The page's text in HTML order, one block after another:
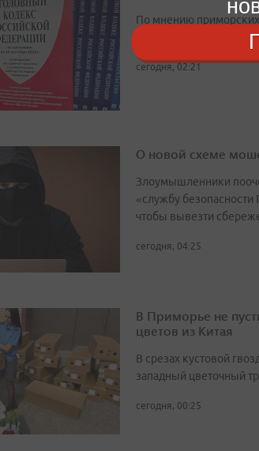
По мнению приморских
приток «лишних»
сегодня, 02:21
О новой схеме
Злоумышленники
«службу безопасности
чтобы вывезти
сегодня, 04:25
В Приморье не
цветов из Китая
В срезах кустовой
западный цветочный
сегодня, 00:25